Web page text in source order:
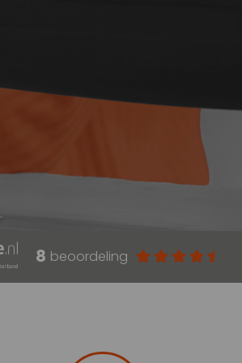
8 beoordeling